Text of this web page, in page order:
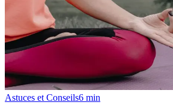
Astuces et Conseils6 min